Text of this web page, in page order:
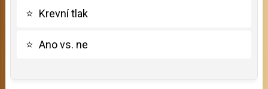
⭐ Krevní tlak
⭐ Ano vs. ne